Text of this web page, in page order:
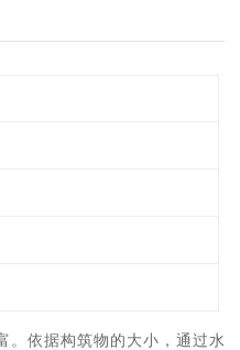
。依据构筑物的大小，通过水